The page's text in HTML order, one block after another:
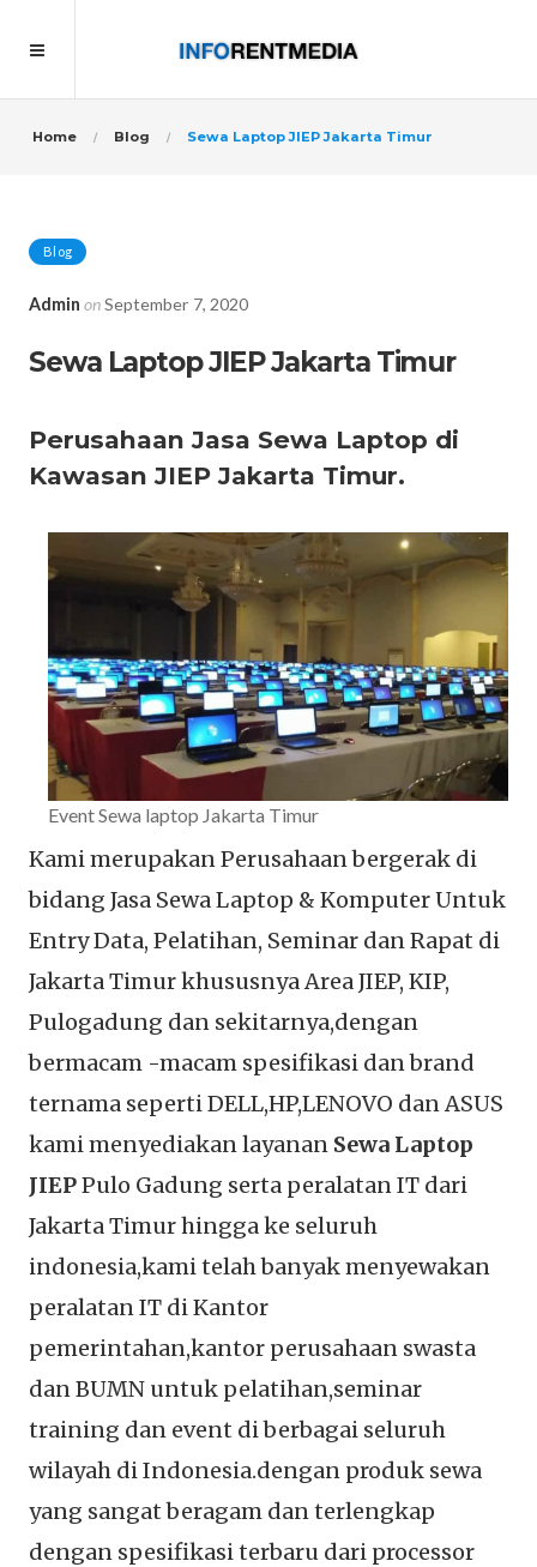
Home Blog Sewa Laptop JIEP Jakarta Timur
Blog
Admin onSeptember 7, 2020
Sewa Laptop JIEP Jakarta Timur
Perusahaan Jasa Sewa Laptop di
Kawasan JIEP Jakarta Timur.
Event Sewa laptop Jakarta Timur
Kami merupakan Perusahaan bergerak di
bidang Jasa Sewa Laptop & Komputer Untuk
Entry Data, Pelatihan, Seminar dan Rapat di
Jakarta Timur khususnya Area JIEP, KIP,
Pulogadung dan sekitarnya,dengan
bermacam -macam spesifikasi dan brand
ternama seperti DELL,HP,LENOVO dan ASUS
kami menyediakan layanan Sewa Laptop
JIEPPulo Gadung serta peralatan IT dari
Jakarta Timur hingga ke seluruh
indonesia,kami telah banyak menyewakan
peralatan IT di Kantor
pemerintahan,kantor perusahaan swasta
dan BUMN untuk pelatihan,seminar
training dan event di berbagai seluruh
wilayah di Indonesia.dengan produk sewa
yang sangat beragam dan terlengkap
dengan spesifikasi terbaru dari processor